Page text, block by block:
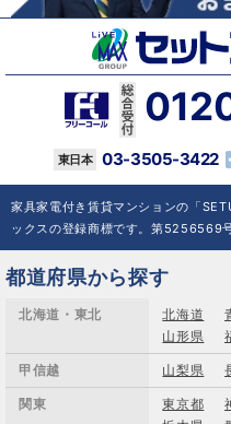
03-3505-3422
家具家電付き賃貸マンションの「
ックスの登録商標です。第5256569
都道府県から探す
北海道・東北 北海道
山形県
甲信越 山梨県
関東 東京都